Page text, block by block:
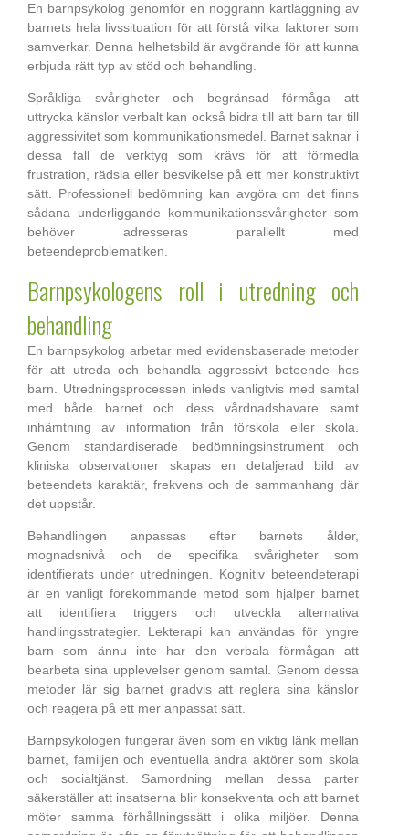
En barnpsykolog genomför en noggrann kartläggning av
barnets hela livssituation för att förstå vilka faktorer som
samverkar. Denna helhetsbild är avgörande för att kunna
erbjuda rätt typ av stöd och behandling.
Språkliga svårigheter och begränsad förmåga att
uttrycka känslor verbalt kan också bidra till att barn tar till
aggressivitet som kommunikationsmedel. Barnet saknar i
dessa fall de verktyg som krävs för att förmedla
frustration, rädsla eller besvikelse på ett mer konstruktivt
sätt. Professionell bedömning kan avgöra om det finns
sådana underliggande kommunikationssvårigheter som
behöver adresseras parallellt med
beteendeproblematiken.
Barnpsykologens roll i utredning och
behandling
En barnpsykolog arbetar med evidensbaserade metoder
för att utreda och behandla aggressivt beteende hos
barn. Utredningsprocessen inleds vanligtvis med samtal
med både barnet och dess vårdnadshavare samt
inhämtning av information från förskola eller skola.
Genom standardiserade bedömningsinstrument och
kliniska observationer skapas en detaljerad bild av
beteendets karaktär, frekvens och de sammanhang där
det uppstår.
Behandlingen anpassas efter barnets ålder,
mognadsnivå och de specifika svårigheter som
identifierats under utredningen. Kognitiv beteendeterapi
är en vanligt förekommande metod som hjälper barnet
att identifiera triggers och utveckla alternativa
handlingsstrategier. Lekterapi kan användas för yngre
barn som ännu inte har den verbala förmågan att
bearbeta sina upplevelser genom samtal. Genom dessa
metoder lär sig barnet gradvis att reglera sina känslor
och reagera på ett mer anpassat sätt.
Barnpsykologen fungerar även som en viktig länk mellan
barnet, familjen och eventuella andra aktörer som skola
och socialtjänst. Samordning mellan dessa parter
säkerställer att insatserna blir konsekventa och att barnet
möter samma förhållningssätt i olika miljöer. Denna